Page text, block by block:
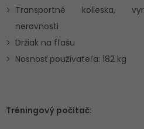
Transportné kolieska,
nerovnosti
Držiak na fľašu
Nosnosť používateľa: 182 kg
Tréningový počítač: